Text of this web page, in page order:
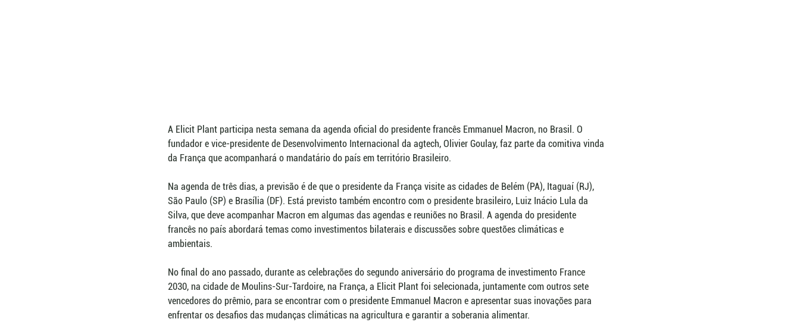
A Elicit Plant participa nesta semana da agenda oficial do presidente francês Emmanuel Macron, no Brasil. O
fundador e vice-presidente de Desenvolvimento Internacional da agtech, Olivier Goulay, faz parte da comitiva vinda
da França que acompanhará o mandatário do país em território Brasileiro.
Na agenda de três dias, a previsão é de que o presidente da França visite as cidades de Belém (PA), Itaguaí (RJ),
São Paulo (SP) e Brasília (DF). Está previsto também encontro com o presidente brasileiro, Luiz Inácio Lula da
Silva, que deve acompanhar Macron em algumas das agendas e reuniões no Brasil. A agenda do presidente
francês no país abordará temas como investimentos bilaterais e discussões sobre questões climáticas e
ambientais.
No final do ano passado, durante as celebrações do segundo aniversário do programa de investimento France
2030, na cidade de Moulins-Sur-Tardoire, na França, a Elicit Plant foi selecionada, juntamente com outros sete
vencedores do prêmio, para se encontrar com o presidente Emmanuel Macron e apresentar suas inovações para
enfrentar os desafios das mudanças climáticas na agricultura e garantir a soberania alimentar.